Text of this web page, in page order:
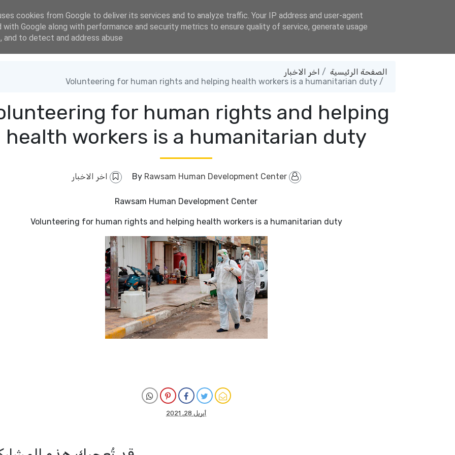
الصفحة الرئيسية
اخر الاخبار
for human rights and helping
health workers is a humanitarian duty
By
Rawsam Human Development Center اخر الاخبار
Rawsam Human Development Center
Volunteering for human rights and helping health workers is a humanitarian duty
أبريل 28, 2021
cookies from Google to deliver its services and to analyze traffic. Your IP address and user-agent
with Google along with performance and security metrics to ensure quality of service, generate usage
to detect and address abuse.